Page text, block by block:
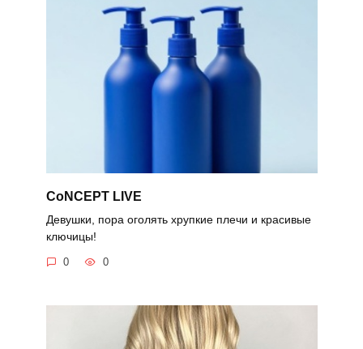
CoNCEPT LIVE
Девушки, пора оголять хрупкие плечи и красивые
ключицы!
0 0